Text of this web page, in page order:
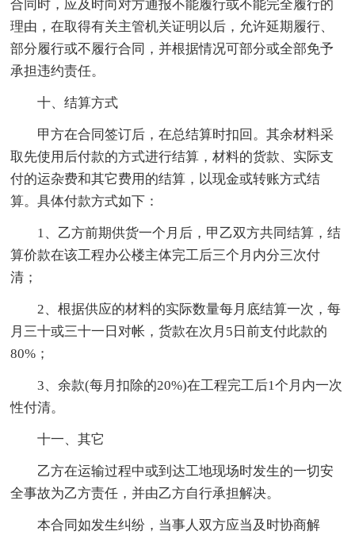
合同时，应及时向对方通报不能履行或不能完全履行的
理由，在取得有关主管机关证明以后，允许延期履行、
部分履行或不履行合同，并根据情况可部分或全部免予
承担违约责任。
十、结算方式
甲方在合同签订后，在总结算时扣回。其余材料采
取先使用后付款的方式进行结算，材料的货款、实际支
付的运杂费和其它费用的结算，以现金或转账方式结
算。具体付款方式如下：
1、乙方前期供货一个月后，甲乙双方共同结算，结
算价款在该工程办公楼主体完工后三个月内分三次付
清；
2、根据供应的材料的实际数量每月底结算一次，每
月三十或三十一日对帐，货款在次月5日前支付此款的
80%；
3、余款(每月扣除的20%)在工程完工后1个月内一次
性付清。
十一、其它
乙方在运输过程中或到达工地现场时发生的一切安
全事故为乙方责任，并由乙方自行承担解决。
本合同如发生纠纷，当事人双方应当及时协商解